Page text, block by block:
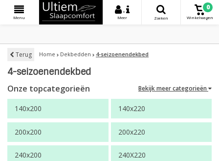
Menu
+
Meer
Zoeken
0
Winkelwagen
Terug Home Dekbedden 4-seizoenendekbed
4-seizoenendekbed
Onze topcategorieën Bekijk meer categorieën
140x200 140x220
200x200 200x220
240x200 240X220